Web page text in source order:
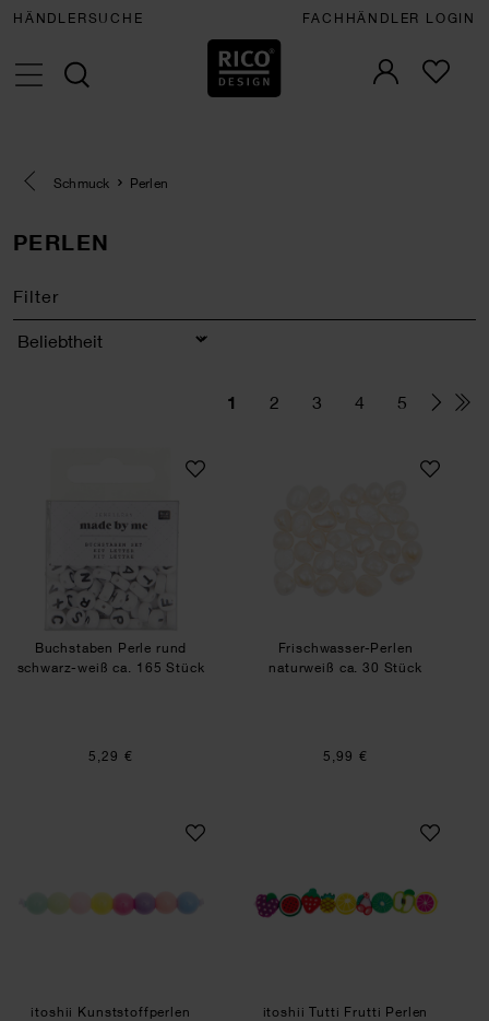
HÄNDLERSUCHE FACHHÄNDLER LOGIN
Eine Kategorie zurück navigieren
Schmuck Perlen
PERLEN
Filter
Sortierung
1 2 3 4 5
Buchstaben Perle rund schwarz-weiß ca. 165
Buchstaben Perle rund
schwarz-weiß ca. 165 Stück
5,29 €
Frischwasser-
Frischwasser-Perlen
naturweiß ca. 30 Stück
5,99 €
itoshii Kunststoffperlen rainbow pastell Mix
itoshii Kunststoffperlen
itoshii Tutti Frutti
itoshii Tutti Frutti Perlen